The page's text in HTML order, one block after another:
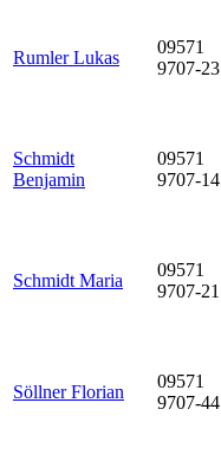
Rumler Lukas
09571
9707-23
Schmidt
Benjamin
09571
9707-14
Schmidt Maria
09571
9707-21
Söllner Florian
09571
9707-44